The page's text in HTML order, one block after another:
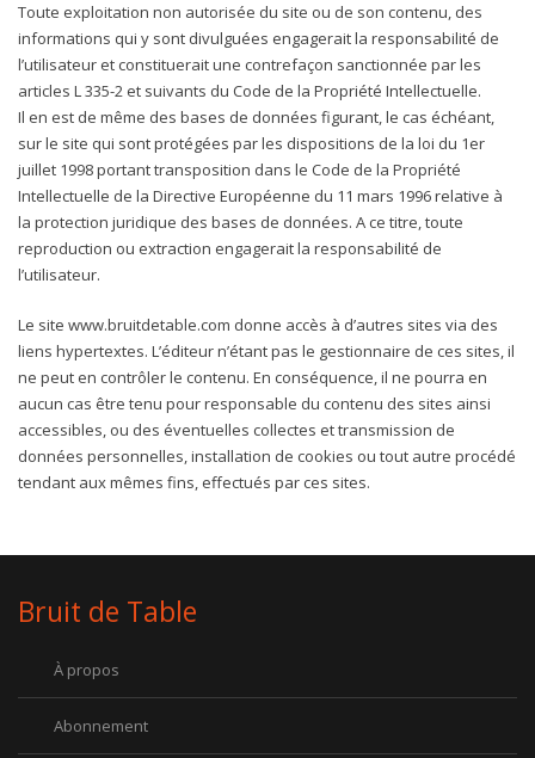
Toute exploitation non autorisée du site ou de son contenu, des
informations qui y sont divulguées engagerait la responsabilité de
l’utilisateur et constituerait une contrefaçon sanctionnée par les
articles L 335-2 et suivants du Code de la Propriété Intellectuelle.
Il en est de même des bases de données figurant, le cas échéant,
sur le site qui sont protégées par les dispositions de la loi du 1er
juillet 1998 portant transposition dans le Code de la Propriété
Intellectuelle de la Directive Européenne du 11 mars 1996 relative à
la protection juridique des bases de données. A ce titre, toute
reproduction ou extraction engagerait la responsabilité de
l’utilisateur.
Le site www.bruitdetable.com donne accès à d’autres sites via des
liens hypertextes. L’éditeur n’étant pas le gestionnaire de ces sites, il
ne peut en contrôler le contenu. En conséquence, il ne pourra en
aucun cas être tenu pour responsable du contenu des sites ainsi
accessibles, ou des éventuelles collectes et transmission de
données personnelles, installation de cookies ou tout autre procédé
tendant aux mêmes fins, effectués par ces sites.
Bruit de Table
À propos
Abonnement